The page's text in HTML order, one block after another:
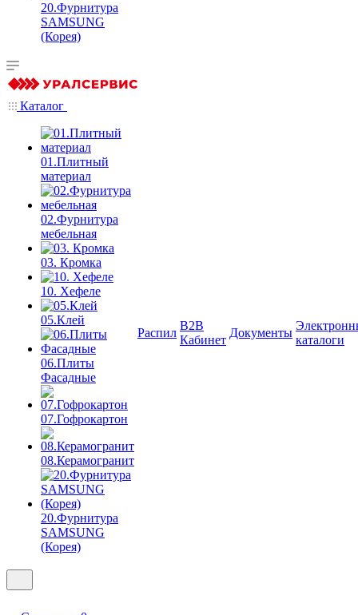
20.Фурнитура
SAMSUNG
(Корея)
Каталог
01.Плитный
материал
02.Фурнитура
мебельная
03. Кромка
10. Хефеле
05.Клей
06.Плиты
Фасадные
07.Гофрокартон
08.Керамогранит
20.Фурнитура
SAMSUNG
(Корея)
Распил
B2B
Кабинет
Документы
каталоги